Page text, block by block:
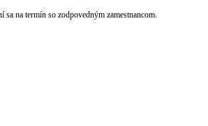
na termín so zodpovedným zamestnancom.